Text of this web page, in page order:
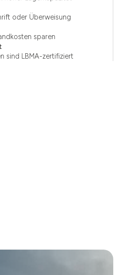
oder Überweisung
sparen
sind LBMA-zertifiziert